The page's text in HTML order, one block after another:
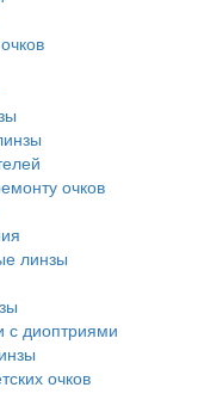
очков
линзы
с диоптриями
очков